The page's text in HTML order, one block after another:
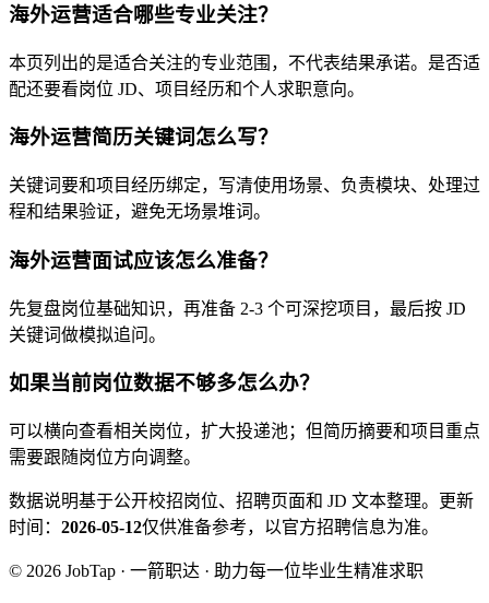
海外运营适合哪些专业关注？
本页列出的是适合关注的专业范围，不代表结果承诺。是否适
配还要看岗位 JD、项目经历和个人求职意向。
海外运营简历关键词怎么写？
关键词要和项目经历绑定，写清使用场景、负责模块、处理过
程和结果验证，避免无场景堆词。
海外运营面试应该怎么准备？
先复盘岗位基础知识，再准备 2-3 个可深挖项目，最后按 JD
关键词做模拟追问。
如果当前岗位数据不够多怎么办？
可以横向查看相关岗位，扩大投递池；但简历摘要和项目重点
需要跟随岗位方向调整。
数据说明基于公开校招岗位、招聘页面和 JD 文本整理。
更新
时间： 2026-05-12仅供准备参考，以官方招聘信息为准。
© 2026 JobTap · 一箭职达 · 助力每一位毕业生精准求职